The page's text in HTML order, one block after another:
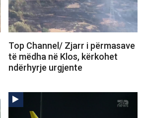
Top Channel/ Zjarr i përmasave
të mëdha në Klos, kërkohet
ndërhyrje urgjente